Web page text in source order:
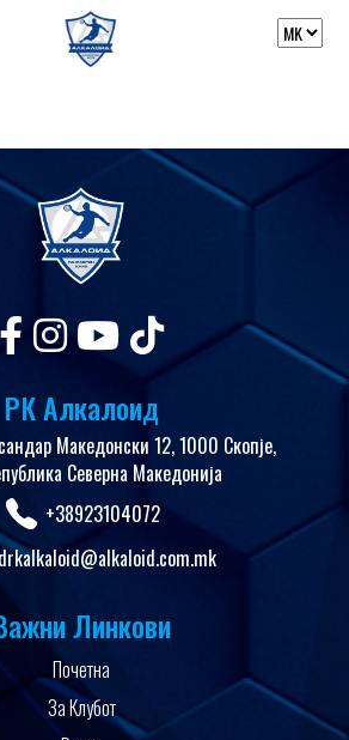
РК Алкалоид
Македонски 12, 1000 Скопје,
Северна Македонија
+38923104072
Линкови
Почетна
За Клубот